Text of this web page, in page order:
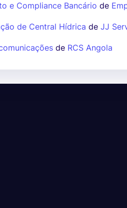
e Compliance Bancário de
de Central Hídrica de JJ
de RCS Angola